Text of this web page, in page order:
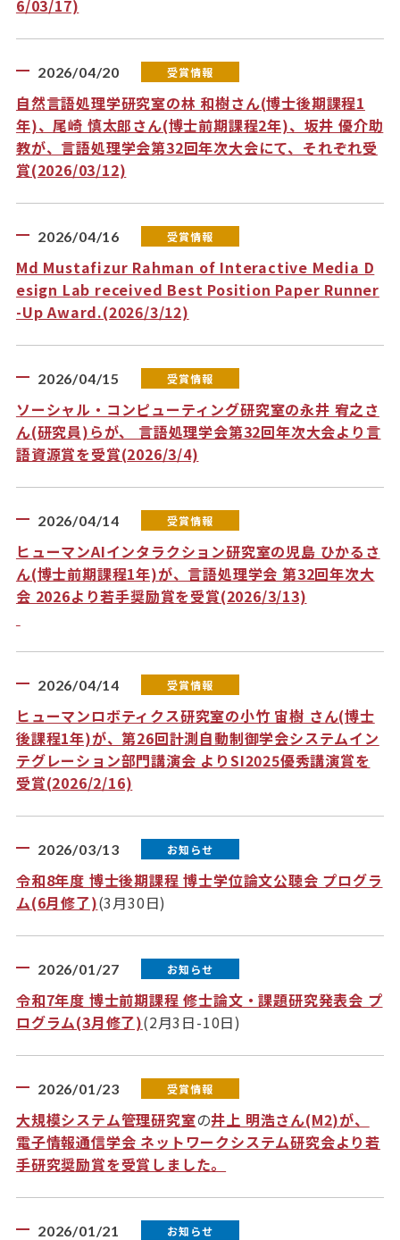
6/03/17)
2026/04/20 受賞情報
自然言語処理学研究室の林 和樹さん(博士後期課程1
年)、尾崎 慎太郎さん(博士前期課程2年)、坂井 優介助
教が、言語処理学会第32回年次大会にて、それぞれ受
賞(2026/03/12)
2026/04/16 受賞情報
Md Mustafizur Rahman of Interactive Media D
esign Lab received Best Position Paper Runner
-Up Award.(2026/3/12)
2026/04/15 受賞情報
ソーシャル・コンピューティング研究室の永井 宥之さ
ん(研究員)らが、 言語処理学会第32回年次大会より言
語資源賞を受賞(2026/3/4)
2026/04/14 受賞情報
ヒューマンAIインタラクション研究室の児島 ひかるさ
ん(博士前期課程1年)が、言語処理学会 第32回年次大
会 2026より若手奨励賞を受賞(2026/3/13)
2026/04/14 受賞情報
ヒューマンロボティクス研究室の小竹 宙樹 さん(博士
後課程1年)が、第26回計測自動制御学会システムイン
テグレーション部門講演会 よりSI2025優秀講演賞を
受賞(2026/2/16)
2026/03/13 お知らせ
令和8年度 博士後期課程 博士学位論文公聴会 プログラ
ム(6月修了)(3月30日)
2026/01/27 お知らせ
令和7年度 博士前期課程 修士論文・課題研究発表会 プ
ログラム(3月修了)(2月3日-10日)
2026/01/23 受賞情報
大規模システム管理研究室の井上 明浩さん(M2)が、
電子情報通信学会 ネットワークシステム研究会より若
手研究奨励賞を受賞しました。
2026/01/21 お知らせ